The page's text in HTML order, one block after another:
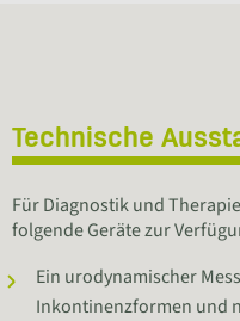
Technische
Für Diagnostik und
folgende Geräte zur
Ein urodynamischer
Inkontinenzformen und